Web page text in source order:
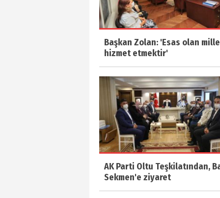
Başkan Zolan: 'Esas olan
hizmet etmektir'
AK Parti Oltu Teşkilatından,
Sekmen'e ziyaret